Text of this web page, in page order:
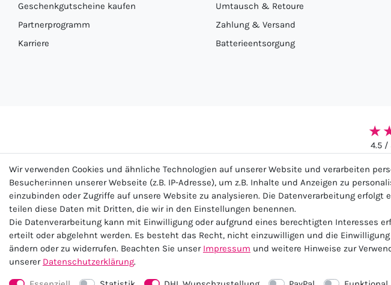
Geschenkgutscheine kaufen
Partnerprogramm
Karriere
Umtausch & Retoure
Zahlung & Versand
Batterieentsorgung
4.5 /
Impressum
© 2026
Wir verwenden Cookies und ähnliche Technologien auf unserer Website und verarbeiten
Besucher:innen unserer Webseite (z.B. IP-Adresse), um z.B. Inhalte und Anzeigen zu
einzubinden oder Zugriffe auf unsere Website zu analysieren. Die Datenverarbeitung erfolgt
teilen diese Daten mit Dritten, die wir in den Einstellungen benennen.
Die Datenverarbeitung kann mit Einwilligung oder aufgrund eines berechtigten Interesses
erteilt oder abgelehnt werden. Es besteht das Recht, nicht einzuwilligen und die
ändern oder zu widerrufen. Beachten Sie unser Impressum und weitere Hinweise zur
unserer Daten­schutz­erklärung.